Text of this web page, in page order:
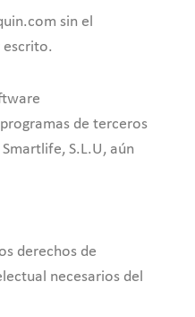
sin el
de terceros
S.L.U, aún
derechos de
necesarios del